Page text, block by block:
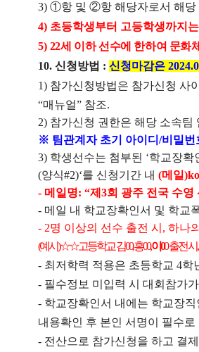
3) ①항 및 ②항 해당자로서 해
4) 초등학생부터 고등학생까지
5) 22세 이하 선수에 한하여 문화
10. 신청방법 : 신청마감은
1) 참가신청방법은 참가신청 사
“매뉴얼” 참조.
2) 참가신청 권한은 해당 소속팀
※ 팀관계자 초기 아이디 /비밀번
3) 학생선수는 첨부된 ‘학교장확
(양식#2)‘를 신청기간 내 (메일
- 메일명: “제 3회 광주 전국 수영
- 메일 내 학교장확인서 및 학교
- 2명 이상의 선수 출전 시 , 하나의
(예시)☆☆고등학교 김00,홍00,이 00출전 시 ,
- 최저학력 적용은 초등학교 4학
- 필수정보 미입력 시 대회참가
- 학교장확인서 내에는 학교장직
내용확인 후 본인 서명이 필수
- 전산으로 참가신청을 하고 결